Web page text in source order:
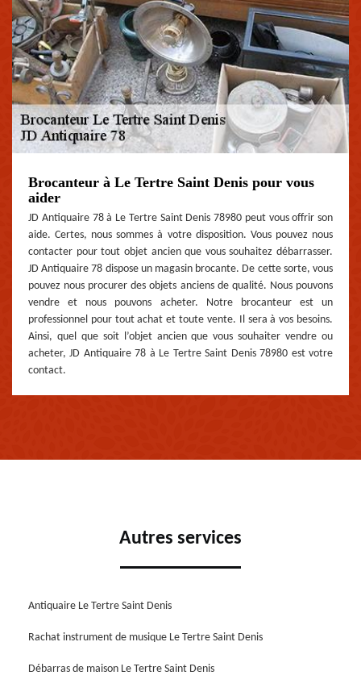
Brocanteur à Le Tertre Saint Denis pour vous
aider
JD Antiquaire 78 à Le Tertre Saint Denis 78980 peut vous offrir son
aide. Certes, nous sommes à votre disposition. Vous pouvez nous
contacter pour tout objet ancien que vous souhaitez débarrasser.
JD Antiquaire 78 dispose un magasin brocante. De cette sorte, vous
pouvez nous procurer des objets anciens de qualité. Nous pouvons
vendre et nous pouvons acheter. Notre brocanteur est un
professionnel pour tout achat et toute vente. Il sera à vos besoins.
Ainsi, quel que soit l’objet ancien que vous souhaiter vendre ou
acheter, JD Antiquaire 78 à Le Tertre Saint Denis 78980 est votre
contact.
Autres services
Antiquaire Le Tertre Saint Denis
Rachat instrument de musique Le Tertre Saint Denis
Débarras de maison Le Tertre Saint Denis